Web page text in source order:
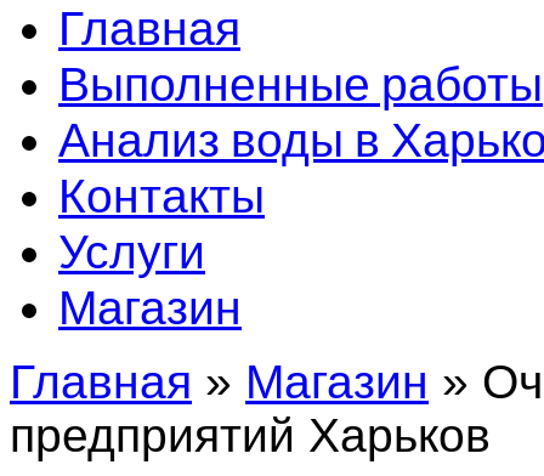
Главная
Выполненные работы
Анализ воды в
Контакты
Услуги
Магазин
Главная » Магазин »
предприятий Харьков